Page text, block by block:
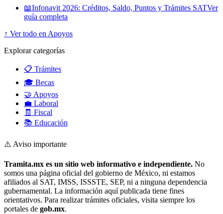
📖Infonavit 2026: Créditos, Saldo, Puntos y Trámites SATVer
guía completa
↑ Ver todo en Apoyos
Explorar categorías
📋 Trámites
🎓 Becas
🤝 Apoyos
💼 Laboral
🧾 Fiscal
📚 Educación
⚠️ Aviso importante
Tramita.mx es un sitio web informativo e independiente. No
somos una página oficial del gobierno de México, ni estamos
afiliados al SAT, IMSS, ISSSTE, SEP, ni a ninguna dependencia
gubernamental. La información aquí publicada tiene fines
orientativos. Para realizar trámites oficiales, visita siempre los
portales de gob.mx.